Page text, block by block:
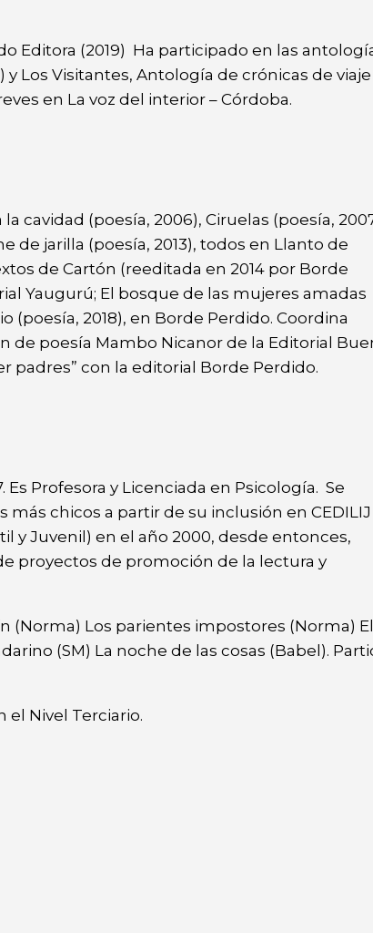
Editora (2019) Ha participado en las
y Los Visitantes, Antología de crónicas de viaje
en La voz del interior – Córdoba.
cavidad (poesía, 2006), Ciruelas (poesía,
de jarilla (poesía, 2013), todos en Llanto de
de Cartón (reeditada en 2014 por Borde
Yaugurú; El bosque de las mujeres amadas
(poesía, 2018), en Borde Perdido. Coordina
de poesía Mambo Nicanor de la Editorial
padres” con la editorial Borde Perdido.
Profesora y Licenciada en Psicología. Se
chicos a partir de su inclusión en CEDILIJ
y Juvenil) en el año 2000, desde entonces,
proyectos de promoción de la lectura y
(Norma) Los parientes impostores (Norma) El
(SM) La noche de las cosas (Babel).
el Nivel Terciario.